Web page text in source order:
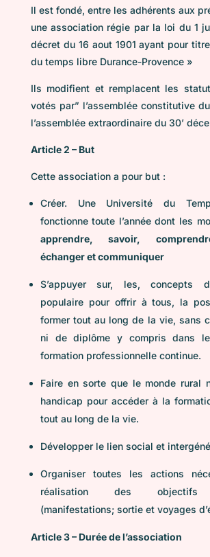
Il est fondé, entre les adhérents aux
une association régie par la loi du 1
décret du 16 aout 1901 ayant pour
du temps libre Durance-Provence »
Ils modifient et remplacent les
votés par” l’assemblée constitutive
l’assemblée extraordinaire du 30’
Article 2 – But
Cette association a pour but :
Créer. Une Université du
fonctionne toute l’année dont les
apprendre, savoir,
échanger et communiquer
S’appuyer sur, les, concepts
populaire pour offrir à tous, la
former tout au long de la vie, sans
ni de diplôme y compris dans
formation professionnelle continue.
Faire en sorte que le monde rural
handicap pour accéder à la
tout au long de la vie.
Développer le lien social et
Organiser toutes les actions
réalisation des objectifs
(manifestations; sortie et voyages
Article 3 – Durée de l’association